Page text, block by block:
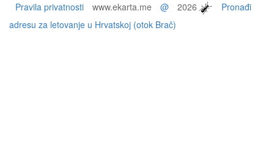
Pravila privatnosti www.ekarta.me @ 2026
Pronađi
adresu za letovanje u Hrvatskoj (otok Brač)